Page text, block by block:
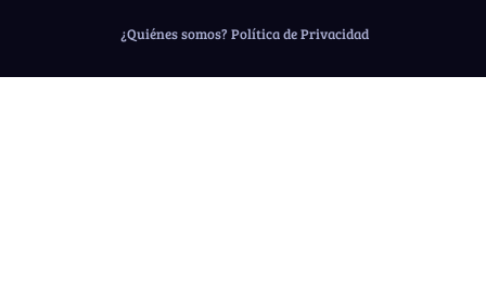
¿Quiénes somos? Política de Privacidad